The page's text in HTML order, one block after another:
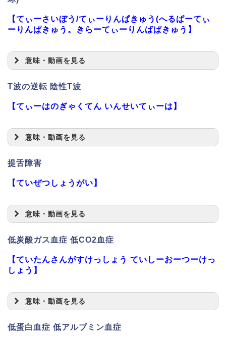
【てぃーさいぼう/てぃーりんぱきゅう(へるぱーてぃ
ーりんぱきゅう。きらーてぃーりんばぱきゅう】
意味・動画を見る
T波の逆転 陰性T波
【てぃーはのぎゃくてん いんせいてぃーは】
意味・動画を見る
提舌障害
【ていぜつしょうがい】
意味・動画を見る
低炭酸ガス血症 低CO2血症
【ていたんさんがすけっしょう ていしーおーつーけっ
しょう】
意味・動画を見る
低蛋白血症 低アルブミン血症